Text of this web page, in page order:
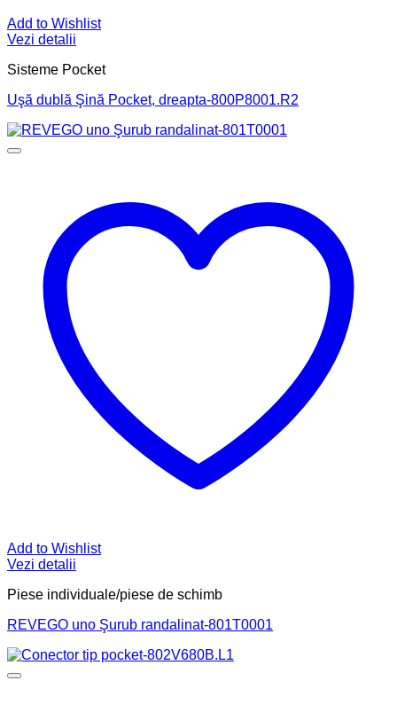
Add to Wishlist
Vezi detalii
Sisteme Pocket
Uşă dublă Şină Pocket, dreapta-800P8001.R2
Add to Wishlist
Vezi detalii
Piese individuale/piese de schimb
REVEGO uno Şurub randalinat-801T0001